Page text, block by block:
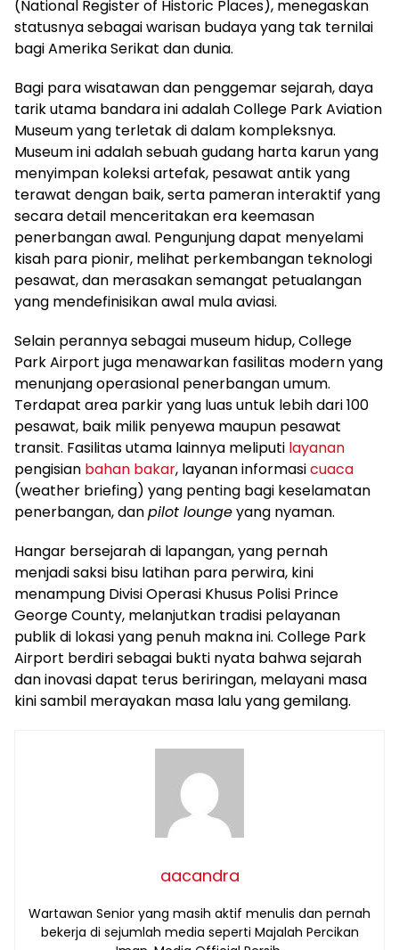
(National Register of Historic Places), menegaskan
statusnya sebagai warisan budaya yang tak ternilai
bagi Amerika Serikat dan dunia.
Bagi para wisatawan dan penggemar sejarah, daya
tarik utama bandara ini adalah College Park Aviation
Museum yang terletak di dalam kompleksnya.
Museum ini adalah sebuah gudang harta karun yang
menyimpan koleksi artefak, pesawat antik yang
terawat dengan baik, serta pameran interaktif yang
secara detail menceritakan era keemasan
penerbangan awal. Pengunjung dapat menyelami
kisah para pionir, melihat perkembangan teknologi
pesawat, dan merasakan semangat petualangan
yang mendefinisikan awal mula aviasi.
Selain perannya sebagai museum hidup, College
Park Airport juga menawarkan fasilitas modern yang
menunjang operasional penerbangan umum.
Terdapat area parkir yang luas untuk lebih dari 100
pesawat, baik milik penyewa maupun pesawat
transit. Fasilitas utama lainnya meliputi layanan
pengisian bahan bakar, layanan informasicuaca
(weather briefing) yang penting bagi keselamatan
penerbangan, danpilot loungeyang nyaman.
Hangar bersejarah di lapangan, yang pernah
menjadi saksi bisu latihan para perwira, kini
menampung Divisi Operasi Khusus Polisi Prince
George County, melanjutkan tradisi pelayanan
publik di lokasi yang penuh makna ini. College Park
Airport berdiri sebagai bukti nyata bahwa sejarah
dan inovasi dapat terus beriringan, melayani masa
kini sambil merayakan masa lalu yang gemilang.
aacandra
Wartawan Senior yang masih aktif menulis dan pernah
bekerja di sejumlah media seperti Majalah Percikan